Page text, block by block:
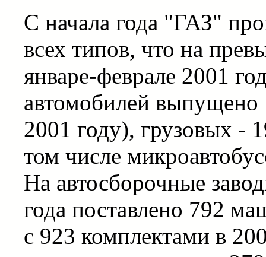
С начала года "ГАЗ"
всех типов, что на
январе-феврале 2001
автомобилей
2001 году), грузовых -
том числе
На автосборочные
года поставлено 792
с 923 комплектами в